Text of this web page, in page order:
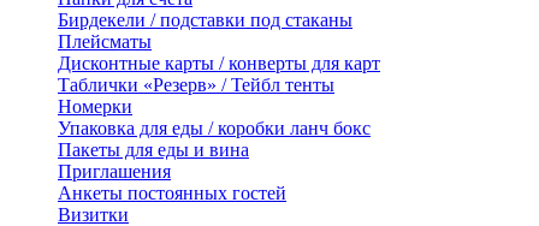
Бирдекели / подставки под стаканы
Плейсматы
Дисконтные карты / конверты для карт
Таблички «Резерв» / Тейбл тенты
Номерки
Упаковка для еды / коробки ланч бокс
Пакеты для еды и вина
Приглашения
Анкеты постоянных гостей
Визитки